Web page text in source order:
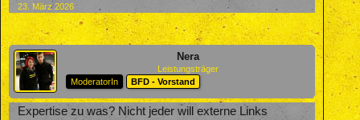
23. März 2026
Nera
Leistungsträger
ModeratorIn
BFD - Vorstand
Expertise zu was? Nicht jeder will externe Links